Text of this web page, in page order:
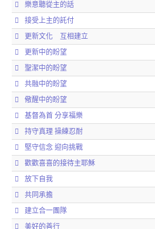
樂意聽從主的話
接受上主的託付
更新文化 互相建立
更新中的盼望
聖潔中的盼望
共融中的盼望
儆醒中的盼望
基督為首 分享福樂
持守真理 操練忍耐
堅守信念 迎向挑戰
歡歡喜喜的接待主耶穌
放下自我
共同承擔
建立合一團隊
美好的善行